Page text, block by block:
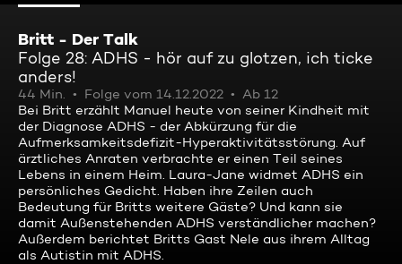
Britt - Der Talk
Folge 28: ADHS - hör auf zu glotzen, ich ticke
anders!
44 Min. Folge vom 14.12.2022
Ab 12
Bei Britt erzählt Manuel heute von seiner Kindheit mit
der Diagnose ADHS - der Abkürzung für die
Aufmerksamkeitsdefizit-Hyperaktivitätsstörung. Auf
ärztliches Anraten verbrachte er einen Teil seines
Lebens in einem Heim. Laura-Jane widmet ADHS ein
persönliches Gedicht. Haben ihre Zeilen auch
Bedeutung für Britts weitere Gäste? Und kann sie
damit Außenstehenden ADHS verständlicher machen?
Außerdem berichtet Britts Gast Nele aus ihrem Alltag
als Autistin mit ADHS.